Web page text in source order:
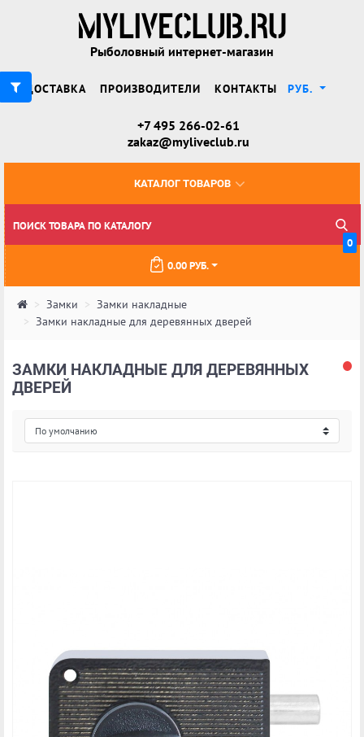
Рыболовный интернет-магазин
ДОСТАВКА ПРОИЗВОДИТЕЛИ КОНТАКТЫ РУБ.
+7 495 266-02-61
zakaz@myliveclub.ru
КАТАЛОГ ТОВАРОВ
0
0.00 РУБ.
Замки
Замки накладные
Замки накладные для деревянных дверей
ЗАМКИ НАКЛАДНЫЕ ДЛЯ ДЕРЕВЯННЫХ
ДВЕРЕЙ